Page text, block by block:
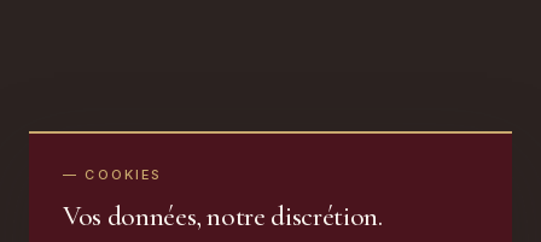
— COOKIES
Vos données, notre discrétion.